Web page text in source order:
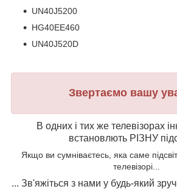
UN40J5200
HG40EE460
UN40J520D
Звертаємо вашу
В одних і тих же телевізорах
встановлють РІЗНУ
Якщо ви сумніваєтесь, яка саме
телевізорі...
... Зв'яжіться з нами у будь-який